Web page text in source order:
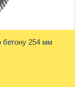
бетону 254 мм